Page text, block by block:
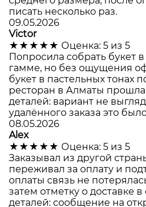
писать несколько раз.
09.05.2026
Victor
★★★★★ Оценка: 5 из 5
Попросила собрать букет
гамме, но без ощущения
букет в пастельных тонах
ресторан в Алматы прошла
деталей: вариант не
удалённого заказа это
08.05.2026
Alex
★★★★★ Оценка: 5 из 5
Заказывал из другой
переживал за оплату и
оплаты связь не
затем отметку о доставке
деталей: сообщение на